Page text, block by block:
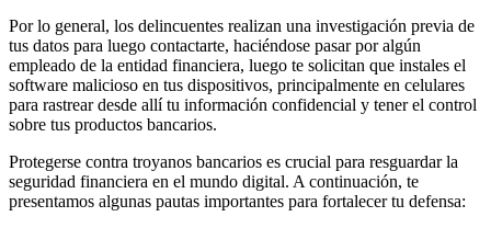
Por lo general, los delincuentes realizan una investigación previa de
tus datos para luego contactarte, haciéndose pasar por algún
empleado de la entidad financiera, luego te solicitan que instales el
software malicioso en tus dispositivos, principalmente en celulares
para rastrear desde allí tu información confidencial y tener el control
sobre tus productos bancarios.
Protegerse contra troyanos bancarios es crucial para resguardar la
seguridad financiera en el mundo digital. A continuación, te
presentamos algunas pautas importantes para fortalecer tu defensa: